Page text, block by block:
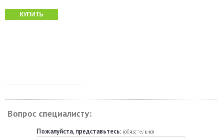
КУПИТЬ
Вопрос специалисту:
Пожалуйста, представьтесь: (обязательно)